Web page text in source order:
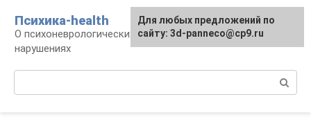
контенту
Психика-health
О психоневрологических патологиях и
нарушениях
Для любых предложений по
сайту: 3d-panneco@cp9.ru